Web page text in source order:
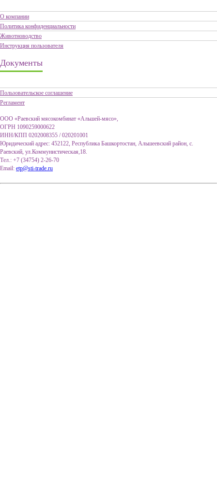
О компании
Политика конфиденциальности
Животноводство
Инструкция пользователя
Документы
Пользовательское соглашение
Регламент
ООО «Раевский мясокомбинат «Альшей-мясо»,
ОГРН 1090259000622
ИНН/КПП 0202008355 / 020201001
Юридический адрес: 452122, Республика Башкортостан, Альшеевский район, с.
Раевский, ул.Коммунистическая,18.
Тел.: +7 (34754) 2-26-70
Email: etp@sti-trade.ru